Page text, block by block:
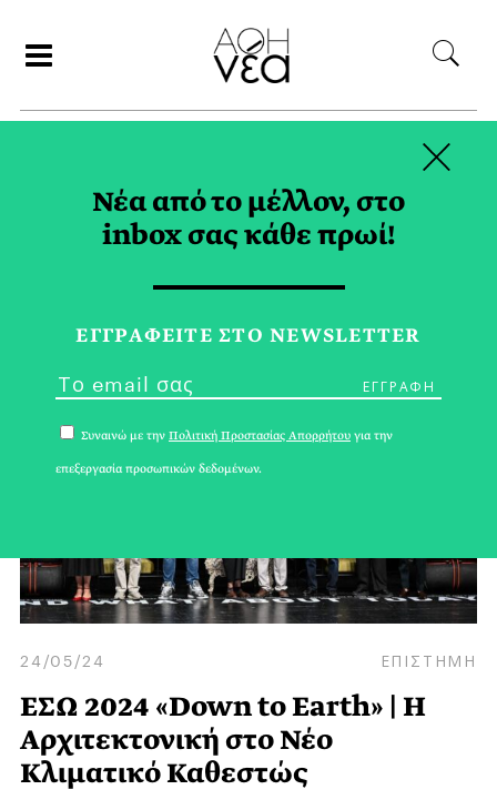
ORA ITO TAG
24/05/24 ΕΠΙΣΤΗΜΗ
ΕΣΩ 2024 «Down to Earth» | Η
Αρχιτεκτονική στο Νέο
Κλιματικό Καθεστώς
Νέα από το μέλλον, στο
inbox σας κάθε πρωί!
ΕΓΓPΑΦΕΙΤΕ ΣΤΟ NEWSLETTER
Συναινώ με την Πολιτική Προστασίας Απορρήτου για την
επεξεργασία προσωπικών δεδομένων.
×